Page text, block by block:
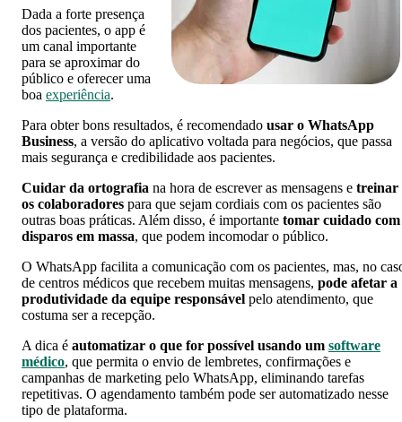
Dada a forte presença
dos pacientes, o app é
um canal importante
para se aproximar do
público e oferecer uma
boa experiência.
Para obter bons resultados, é recomendado usar o WhatsApp
Business, a versão do aplicativo voltada para negócios, que passa
mais segurança e credibilidade aos pacientes.
Cuidar da ortografia na hora de escrever as mensagens e treinar
os colaboradores para que sejam cordiais com os pacientes são
outras boas práticas. Além disso, é importante tomar cuidado com
disparos em massa, que podem incomodar o público.
O WhatsApp facilita a comunicação com os pacientes, mas, no
de centros médicos que recebem muitas mensagens, pode afetar a
produtividade da equipe responsável pelo atendimento, que
costuma ser a recepção.
A dica é automatizar o que for possível usando um software
médico, que permita o envio de lembretes, confirmações e
campanhas de marketing pelo WhatsApp, eliminando tarefas
repetitivas. O agendamento também pode ser automatizado nesse
tipo de plataforma.